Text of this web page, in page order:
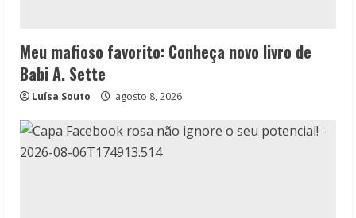
Meu mafioso favorito: Conheça novo livro de
Babi A. Sette
Luísa Souto agosto 8, 2026